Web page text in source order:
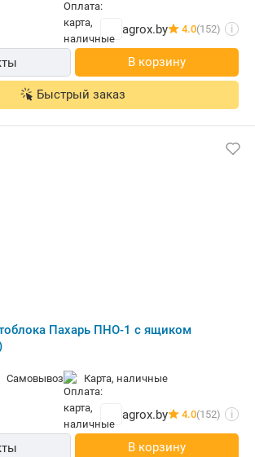
agrox.by 4.0(152) i
В корзину
Быстрый заказ
Пахарь ПНО-1 с ящиком
Самовывоз карта, наличные
agrox.by 4.0(152) i
В корзину